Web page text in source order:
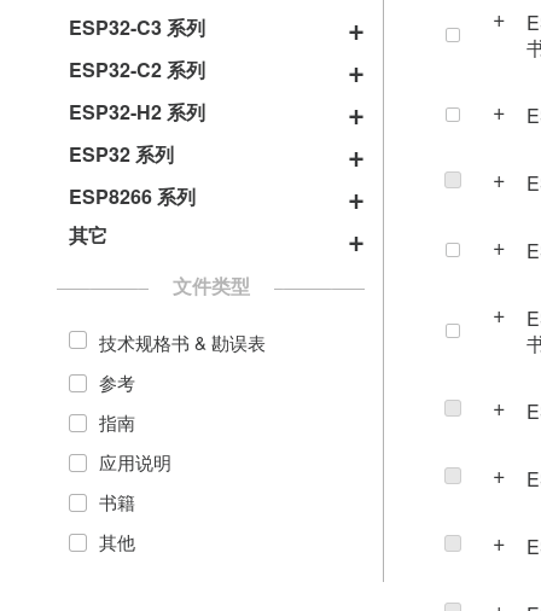
ESP32-S3-MINI-1/1U
ESP32-S3-WROOM-1/1U
ESP32-S3-WROOM-2/2U
开发板
ESP32-S3-BOX
ESP32-S3-DevKitM-1
ESP32-S3-Korvo-1
ESP32-S3-Korvo-2
ESP32-S3-LCD-EV-Board
ESP32-S2-MINI-1/1U
ESP32-S2-MINI-2/2U
ESP32-S2-SOLO (-U)
ESP32-S2-SOLO-2/2U
ESP32-S2-WROOM (-I)
ESP32-S2-Kaluga-1
ESP32-S2-HMI-DevKit-1
模组
ESP32-C61-WROOM-1/1U
ESP32-C61-MINI-1/1U
开发板
ESP32-C61-DevKitC-1
ESP32-C6
模组
ESP32-C6-MINI-1
ESP32-C6-WROOM-1
开发板
ESP32-C6-DevKitM-1
芯片
ESP32-C5
模组
ESP32-C5-WROOM-1/1U
开发板
ESP32-C3 系列
芯片
ESP32-C3
ESP8685
模组
ESP32-C3-WROOM-02/02U
ESP8685-WROOM-06
ESP8685-WROOM-07
ESP32-C2 系列
芯片
ESP8684
模组
ESP8684-WROOM-01C
02C/02UC
ESP8684-WROOM-03
ESP8684-WROOM-04C
ESP8684-WROOM-05
ESP8684-WROOM-06C
ESP32-H2 系列
芯片
ESP32-H2
ESP32-H2-MINI-1/1U
ESP32-H2-WROOM-02C
ESP32 系列
芯片
ESP32-PICO-V3
ESP32-WROOM-32SE
ESP8266 系列
ESP8266
ESP-WROOM-02D/02U
其它
ESP32-DevKitS(-R)
ESP32-WROOM-V1
ESP-Module-Prog
ESP-Prog
文件类型
技术规格书 & 勘误表
参考
指南
应用说明
书籍
其他